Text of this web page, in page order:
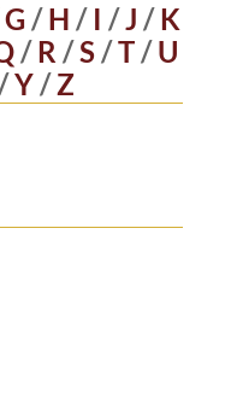
G /H / I /J /K
/R /S/T/U
Y/Z